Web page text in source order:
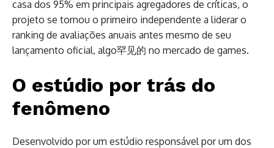
casa dos 95% em principais agregadores de críticas, o
projeto se tornou o primeiro independente a liderar o
ranking de avaliações anuais antes mesmo de seu
lançamento oficial, algo罕见的 no mercado de games.
O estúdio por trás do
fenômeno
Desenvolvido por um estúdio responsável por um dos